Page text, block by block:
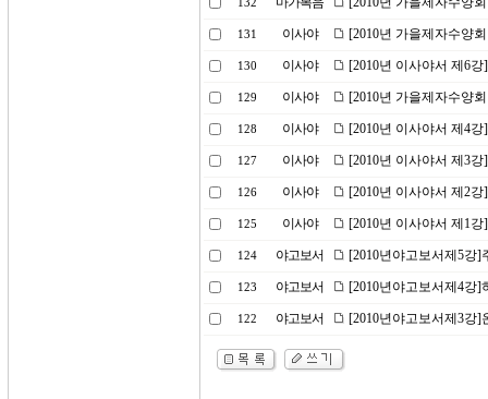
132
131 이사야 [2010년 가을제자수양
130 이사야 [2010년 이사야서 제6
129 이사야 [2010년 가을제자수양
128 이사야 [2010년 이사야서 제4
127 이사야 [2010년 이사야서 제3
126 이사야 [2010년 이사야서 제2
125 이사야 [2010년 이사야서 제1
124 야고보서 [2010년야고보서제5강
123 야고보서 [2010년야고보서제4강]
122 야고보서 [2010년야고보서제3강]